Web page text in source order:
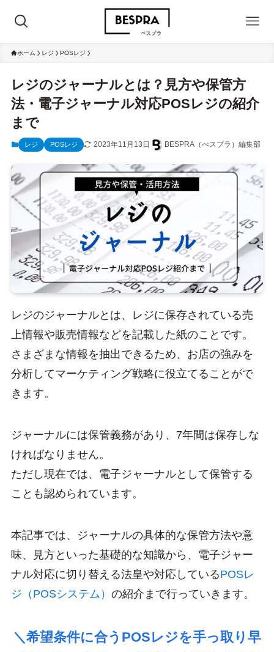
ホーム レジ POSレジ
レジのジャーナルとは？見方や保管方
法・電子ジャーナル対応POSレジの紹介
まで
レジ POSレジ 2023年11月13日 BESPRA（べスプラ）編集部
レジのジャーナルとは、レジに保存されている売
上情報や販売情報などを記載した紙のことです。
さまざまな情報を抽出できるため、お店の強みを
分析してマーケティング戦略に役立てることがで
きます。
ジャーナルには保管義務があり、7年間は保存しな
ければなりません。
ただし現在では、電子ジャーナルとして保管する
ことも認められています。
本記事では、ジャーナルの具体的な保管方法や意
味、見方といった基礎的な知識から、電子ジャー
ナル対応に切り替える法皇や対応しているPOSレ
ジ（POSシステム） の紹介まで行っていきます。
＼希望条件に合うPOSレジを手っ取り早